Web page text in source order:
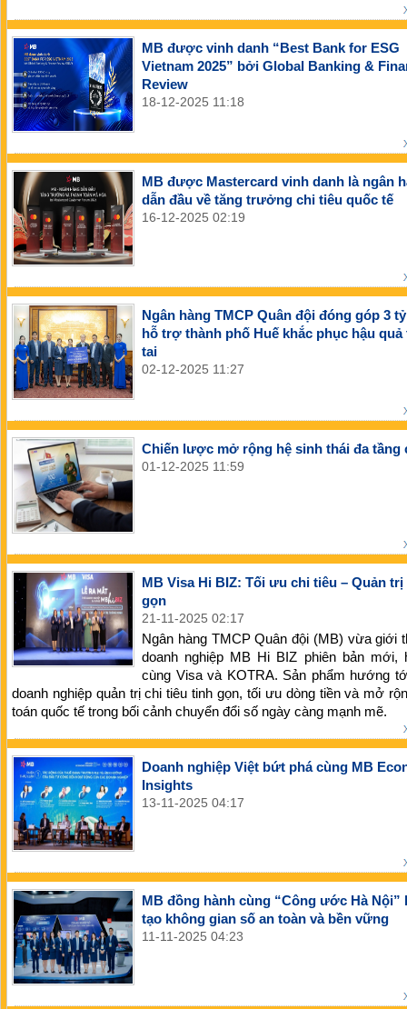
MB được vinh danh “Best Bank for ESG
Vietnam 2025” bởi Global Banking &
Review
18-12-2025 11:18
MB được Mastercard vinh danh là ngân
dẫn đầu về tăng trưởng chi tiêu quốc tế
16-12-2025 02:19
Ngân hàng TMCP Quân đội đóng góp 3
hỗ trợ thành phố Huế khắc phục hậu quả
tai
02-12-2025 11:27
Chiến lược mở rộng hệ sinh thái đa tầng
01-12-2025 11:59
MB Visa Hi BIZ: Tối ưu chi tiêu – Quản
gọn
21-11-2025 02:17
Ngân hàng TMCP Quân đội (MB) vừa giới
doanh nghiệp MB Hi BIZ phiên bản mới,
cùng Visa và KOTRA. Sản phẩm hướng
doanh nghiệp quản trị chi tiêu tinh gọn, tối ưu dòng tiền và mở
toán quốc tế trong bối cảnh chuyển đổi số ngày càng mạnh mẽ.
Doanh nghiệp Việt bứt phá cùng MB
Insights
13-11-2025 04:17
MB đồng hành cùng “Công ước Hà Nội”
tạo không gian số an toàn và bền vững
11-11-2025 04:23